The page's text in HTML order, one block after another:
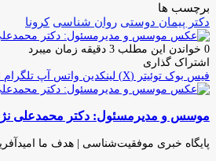
برچسب ها
دکتر پیمان دوستی روان شناسی کرونا
0 خواندن این مطلب 3 دقیقه زمان میبرد
اشتراک گذاری
فیس بوک توئیتر (X) لینکدین واتس آپ تلگرام
موسس و مدیرمسئول: دکتر محمدعلی
پایگاه خبری موفقیت‌شناسی | هدف ما